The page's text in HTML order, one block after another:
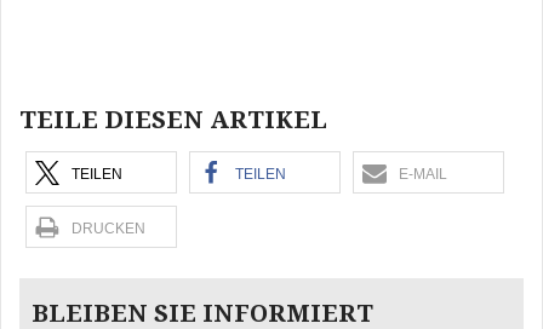
TEILE DIESEN ARTIKEL
TEILEN TEILEN E-MAIL
DRUCKEN
BLEIBEN SIE INFORMIERT